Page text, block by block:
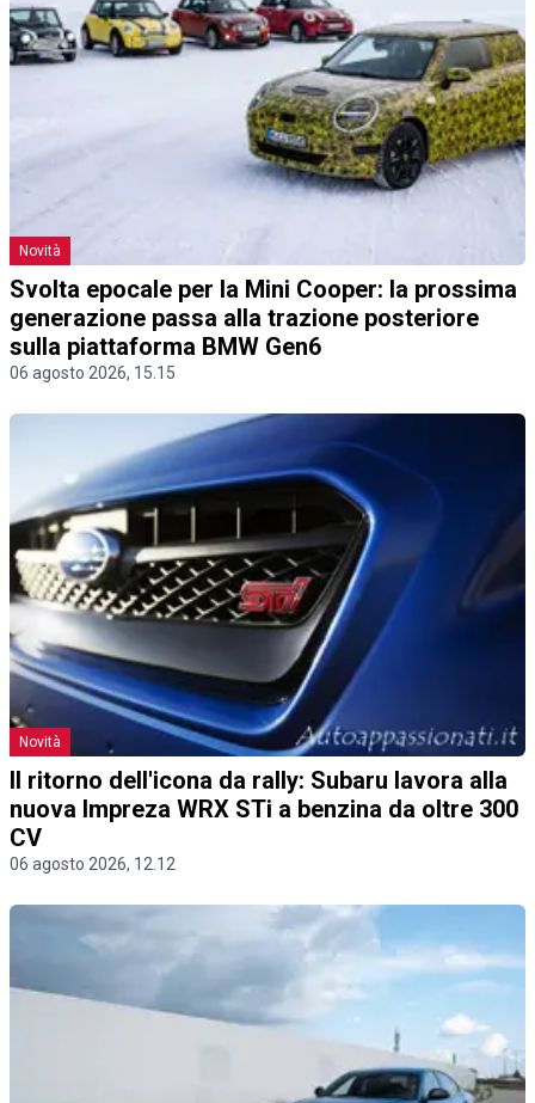
Novità
Svolta epocale per la Mini Cooper: la prossima
generazione passa alla trazione posteriore
sulla piattaforma BMW Gen6
06 agosto 2026, 15.15
Novità
Il ritorno dell'icona da rally: Subaru lavora alla
nuova Impreza WRX STi a benzina da oltre 300
CV
06 agosto 2026, 12.12